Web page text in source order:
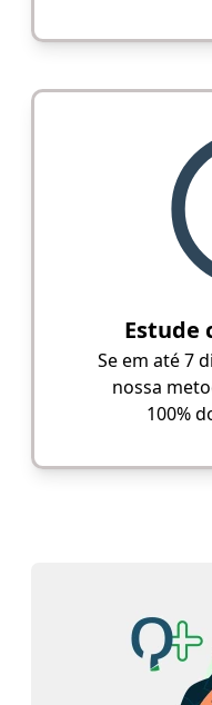
Estude
Se em até 7
nossa
100%